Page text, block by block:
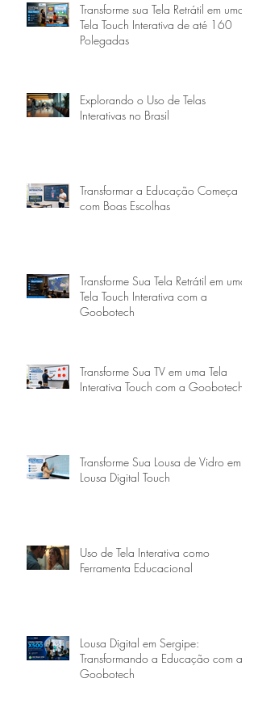
Transforme sua Tela Retrátil em uma
Tela Touch Interativa de até 160
Polegadas
Explorando o Uso de Telas
Interativas no Brasil
Transformar a Educação Começa
com Boas Escolhas
Transforme Sua Tela Retrátil em uma
Tela Touch Interativa com a
Goobotech
Transforme Sua TV em uma Tela
Interativa Touch com a Goobotech
Transforme Sua Lousa de Vidro em
Lousa Digital Touch
Uso de Tela Interativa como
Ferramenta Educacional
Lousa Digital em Sergipe:
Transformando a Educação com a
Goobotech